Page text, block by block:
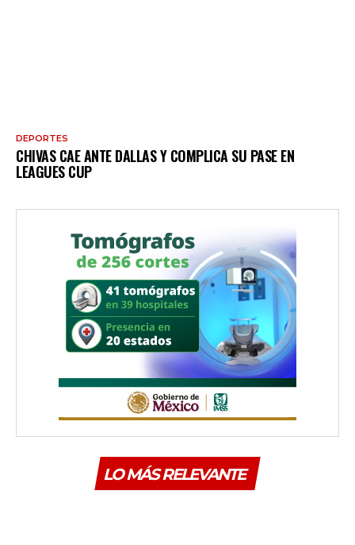
DEPORTES
CHIVAS CAE ANTE DALLAS Y COMPLICA SU PASE EN
LEAGUES CUP
LO MÁS RELEVANTE